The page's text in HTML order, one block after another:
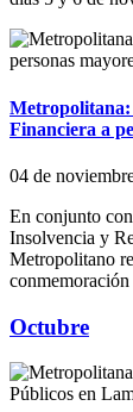
Metropolitana:
Financiera a
04 de
En conjunto
Insolvencia y
Metropolitano
Octubre